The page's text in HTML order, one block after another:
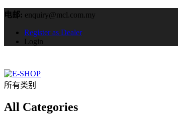
电邮: enquiry@mcl.com.my
Register as Dealer
Login
所有类别
All Categories